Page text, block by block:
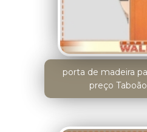
porta de madeira
preço